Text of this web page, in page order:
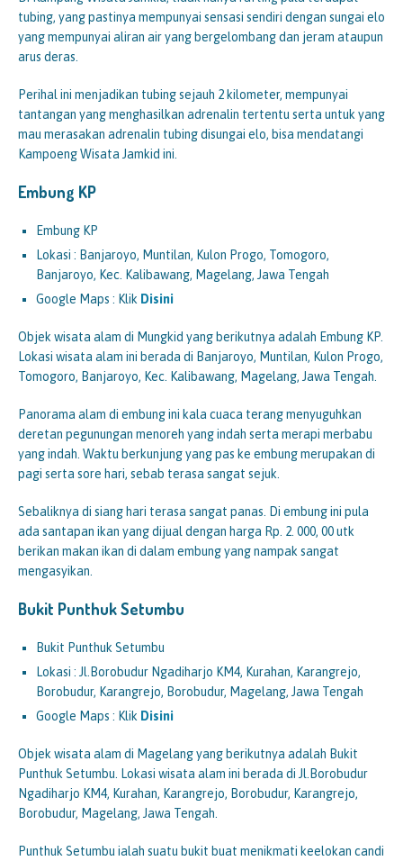
tubing, yang pastinya mempunyai sensasi sendiri dengan sungai elo
yang mempunyai aliran air yang bergelombang dan jeram ataupun
arus deras.
Perihal ini menjadikan tubing sejauh 2 kilometer, mempunyai
tantangan yang menghasilkan adrenalin tertentu serta untuk yang
mau merasakan adrenalin tubing disungai elo, bisa mendatangi
Kampoeng Wisata Jamkid ini.
Embung KP
Embung KP
Lokasi : Banjaroyo, Muntilan, Kulon Progo, Tomogoro,
Banjaroyo, Kec. Kalibawang, Magelang, Jawa Tengah
Google Maps : Klik Disini
Objek wisata alam di Mungkid yang berikutnya adalah Embung KP.
Lokasi wisata alam ini berada di Banjaroyo, Muntilan, Kulon Progo,
Tomogoro, Banjaroyo, Kec. Kalibawang, Magelang, Jawa Tengah.
Panorama alam di embung ini kala cuaca terang menyuguhkan
deretan pegunungan menoreh yang indah serta merapi merbabu
yang indah. Waktu berkunjung yang pas ke embung merupakan di
pagi serta sore hari, sebab terasa sangat sejuk.
Sebaliknya di siang hari terasa sangat panas. Di embung ini pula
ada santapan ikan yang dijual dengan harga Rp. 2. 000, 00 utk
berikan makan ikan di dalam embung yang nampak sangat
mengasyikan.
Bukit Punthuk Setumbu
Bukit Punthuk Setumbu
Lokasi : Jl.Borobudur Ngadiharjo KM4, Kurahan, Karangrejo,
Borobudur, Karangrejo, Borobudur, Magelang, Jawa Tengah
Google Maps : Klik Disini
Objek wisata alam di Magelang yang berikutnya adalah Bukit
Punthuk Setumbu. Lokasi wisata alam ini berada di Jl.Borobudur
Ngadiharjo KM4, Kurahan, Karangrejo, Borobudur, Karangrejo,
Borobudur, Magelang, Jawa Tengah.
Punthuk Setumbu ialah suatu bukit buat menikmati keelokan candi